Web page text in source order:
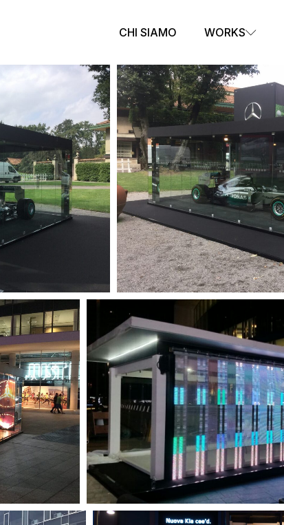
CHI SIAMO WORKS